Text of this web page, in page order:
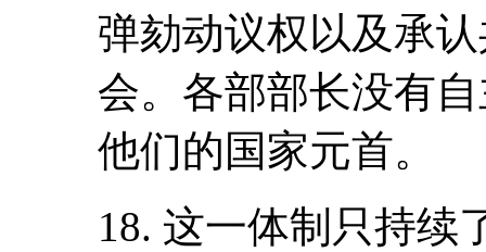
弹劾动议权以及承
会。各部部长没有
他们的国家元首。
18. 这一体制只持续